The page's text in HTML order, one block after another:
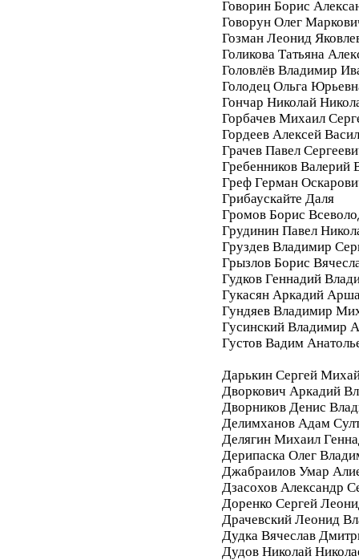
Говорин Борис
Говорун Олег
Гозман Леонид
Голикова Татьяна
Головлёв Владимир
Голодец Ольга
Гончар Николай
Горбачев Михаил
Гордеев Алексей
Грачев Павел
Гребенников Валерий
Греф Герман
Грибаускайте Даля
Громов Борис
Грудинин Павел
Груздев Владимир
Грызлов Борис
Гудков Геннадий
Гукасян Аркадий
Гундяев Владимир
Гусинский Владимир
Густов Вадим
Дарькин Сергей
Дворкович Аркадий
Дворников Денис
Делимханов Адам
Делягин Михаил
Дерипаска Олег
Джабраилов Умар
Дзасохов Александр
Доренко Сергей
Драчевский Леонид
Дудка Вячеслав
Дудов Николай